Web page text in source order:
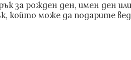
за рожден ден, имен ден
който може да подарите